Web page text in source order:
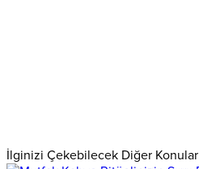
İlginizi Çekebilecek Diğer Konular